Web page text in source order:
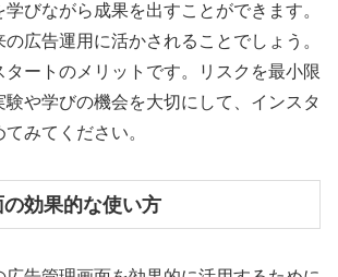
びながら成果を出すことができます。
広告運用に活かされることでしょう。
タートのメリットです。リスクを最小限
験や学びの機会を大切にして、インスタ
みてください。
効果的な使い方